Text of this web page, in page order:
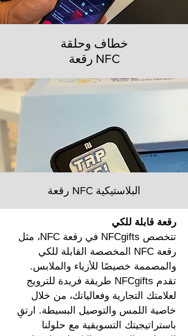
خطاف وحلقة
رقعة NFC
رقعة NFC البلاستيكية
رقعة قابلة للكي
تتخصص NFCgifts في رقعة NFC، مثل
رقعة NFC المخصصة القابلة للكي
والمصممة خصيصًا للأزياء والملابس.
تقدم NFCgifts طريقة فريدة للترويج
لعلامتك التجارية وفعالياتك، من خلال
خاصية اللمس والتوصيل البسيطة. ارتقِ
باستراتيجيتك التسويقية مع حلولنا